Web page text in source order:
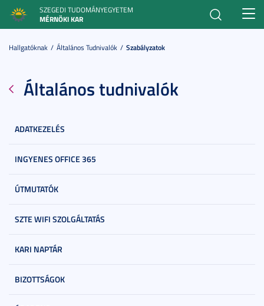
SZEGEDI TUDOMÁNYEGYETEM
MÉRNÖKI KAR
Hallgatóknak Általános Tudnivalók Szabályzatok
Általános tudnivalók
ADATKEZELÉS
INGYENES OFFICE 365
ÚTMUTATÓK
SZTE WIFI SZOLGÁLTATÁS
KARI NAPTÁR
BIZOTTSÁGOK